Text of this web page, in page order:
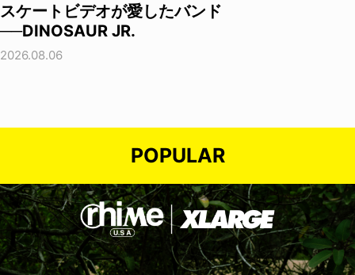
スケートビデオが愛したバンド
──DINOSAUR JR.
2026.08.06
POPULAR